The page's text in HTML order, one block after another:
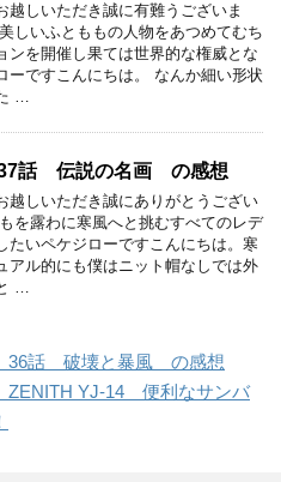
越しいただき誠に有難うございま
しいふとももの人物をあつめてむち
ンを開催し果ては世界的な権威とな
ーですこんにちは。 なんか細い形状
…
話 伝説の名画 の感想
越しいただき誠にありがとうござい
を露わに寒風へと挑むすべてのレデ
たいペケジローですこんにちは。寒
アル的にも僕はニット帽なしでは外
…
36話 破壊と暴風 の感想
YJ-14 便利なサンバ